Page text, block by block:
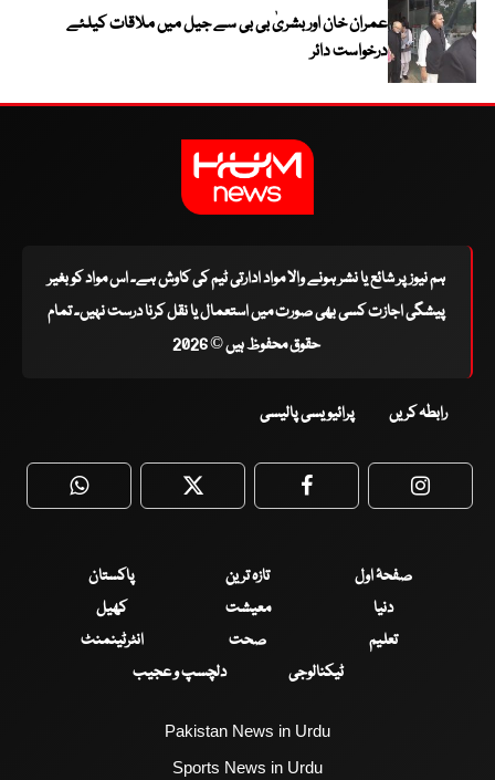
عمران خان اور بشریٰ بی بی سے جیل میں ملاقات کیلئے
درخواست دائر
ہم نیوز پر شائع یا نشر ہونے والا مواد ادارتی ٹیم کی کاوش ہے۔ اس مواد کو بغیر
پیشگی اجازت کسی بھی صورت میں استعمال یا نقل کرنا درست نہیں۔ تمام
حقوق محفوظ ہیں © 2026
رابطہ کریں پرائیویسی پالیسی
WhatsApp Twitter Facebook
صفحۂ اول تازہ ترین
پاکستان
دنیا
معیشت
کھیل
تعلیم
صحت
انٹرٹینمنٹ
ٹیکنالوجی
دلچسپ و عجیب
Pakistan News in Urdu
Sports News in Urdu